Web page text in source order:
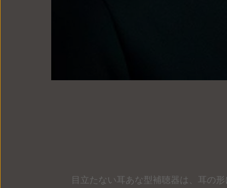
目立たない耳あな型補聴器は、耳の